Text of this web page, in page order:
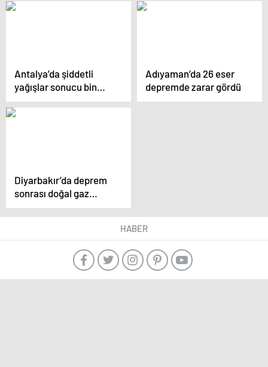
devam ediyor
Antalya’da şiddetli
yağışlar sonucu bin
948 dekar tarım
alanında hasar tespit
Adıyaman’da 26 eser
depremde zarar gördü
Diyarbakır’da deprem
sonrası doğal gaz
kesilen binada
yaşayanlar
HABER